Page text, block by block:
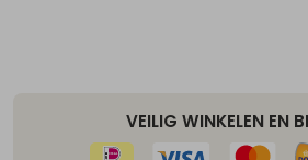
VEILIG WINKELEN EN